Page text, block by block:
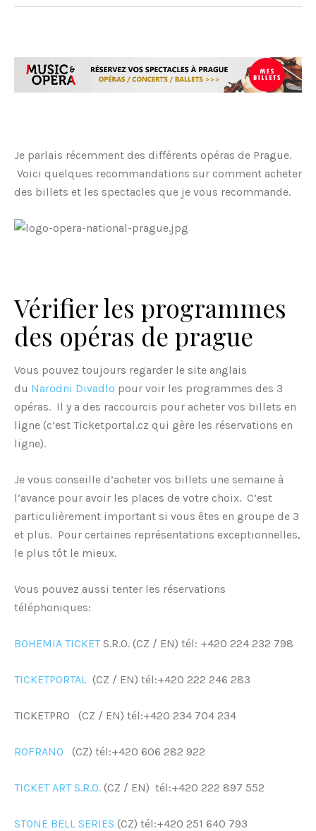
Je parlais récemment des différents opéras de Prague.
Voici quelques recommandations sur comment acheter
des billets et les spectacles que je vous recommande.
Vérifier les programmes
des opéras de prague
Vous pouvez toujours regarder le site anglais
du Narodni Divadlo pour voir les programmes des 3
opéras. Il y a des raccourcis pour acheter vos billets en
ligne (c’est Ticketportal.cz qui gère les réservations en
ligne).
Je vous conseille d’acheter vos billets une semaine à
l’avance pour avoir les places de votre choix. C’est
particulièrement important si vous êtes en groupe de 3
et plus. Pour certaines représentations exceptionnelles,
le plus tôt le mieux.
Vous pouvez aussi tenter les réservations
téléphoniques:
BOHEMIA TICKETS.R.O. (CZ / EN) tél: +420 224 232 798
TICKETPORTAL (CZ / EN) tél:+420 222 246 283
TICKETPRO (CZ / EN) tél:+420 234 704 234
ROFRANO (CZ) tél:+420 606 282 922
TICKET ART S.R.O. (CZ / EN) tél:+420 222 897 552
STONE BELL SERIES (CZ) tél:+420 251 640 793